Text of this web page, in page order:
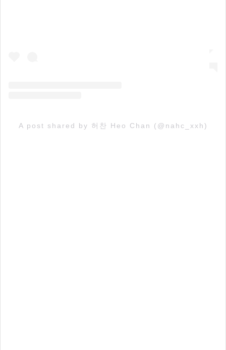
A post shared by 허찬 Heo Chan (@nahc_xxh)